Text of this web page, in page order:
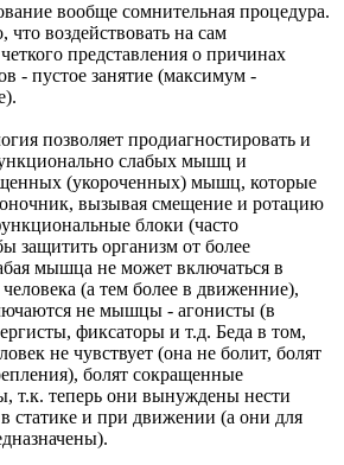
вообще сомнительная процедура.
воздействовать на сам
представления о причинах
- пустое занятие (максимум -
позволяет продиагностировать и
слабых мышц и
(укороченных) мышц, которые
вызывая смещение и ротацию
блоки (часто
защитить организм от более
мышца не может включаться в
(а тем более в движенние),
не мышцы - агонисты (в
фиксаторы и т.д. Беда в том,
не чувствует (она не болит, болят
болят сокращенные
т.к. теперь они вынуждены нести
статике и при движении (а они для